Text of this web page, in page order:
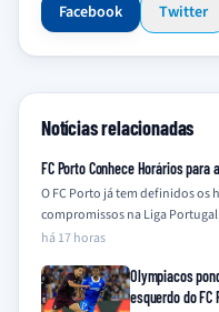
Facebook
Twitter
Notícias relacionadas
FC Porto Conhece Horários
O FC Porto já tem definidos os
compromissos na Liga
há 17 horas
Olympiacos
esquerdo do FC